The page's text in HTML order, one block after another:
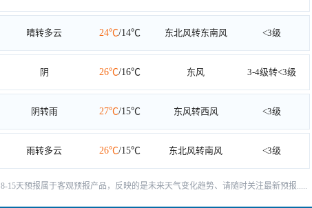
晴转多云 24℃/14℃ 东北风转东南风 <3级
阴 26℃/16℃ 东风 3-4级转<3级
阴转雨 27℃/15℃ 东风转西风 <3级
雨转多云 26℃/15℃ 东北风转南风 <3级
8-15天预报属于客观预报产品，反映的是未来天气变化趋势、请随时关注最新预报.....